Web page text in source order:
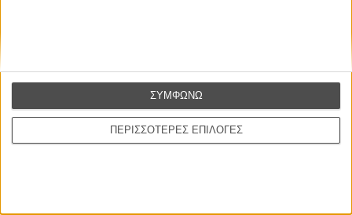
ΠΕΡΙΣΣΟΤΕΡΕΣ ΕΠΙΛΟΓΕΣ
ΣΥΜΦΩΝΩ